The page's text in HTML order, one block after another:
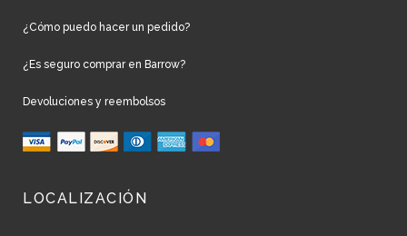
¿Cómo puedo hacer un pedido?
¿Es seguro comprar en Barrow?
Devoluciones y reembolsos
LOCALIZACIÓN